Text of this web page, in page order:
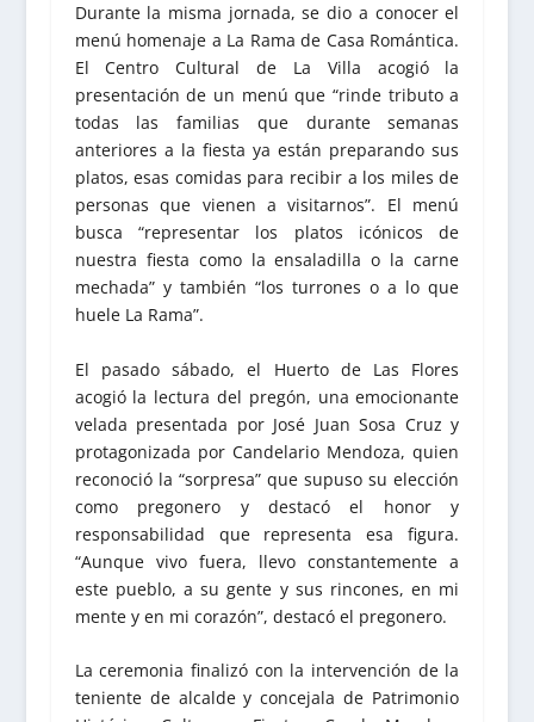
Durante la misma jornada, se dio a conocer el
menú homenaje a La Rama de Casa Romántica.
El Centro Cultural de La Villa acogió la
presentación de un menú que “rinde tributo a
todas las familias que durante semanas
anteriores a la fiesta ya están preparando sus
platos, esas comidas para recibir a los miles de
personas que vienen a visitarnos”. El menú
busca “representar los platos icónicos de
nuestra fiesta como la ensaladilla o la carne
mechada” y también “los turrones o a lo que
huele La Rama”.
El pasado sábado, el Huerto de Las Flores
acogió la lectura del pregón, una emocionante
velada presentada por José Juan Sosa Cruz y
protagonizada por Candelario Mendoza, quien
reconoció la “sorpresa” que supuso su elección
como pregonero y destacó el honor y
responsabilidad que representa esa figura.
“Aunque vivo fuera, llevo constantemente a
este pueblo, a su gente y sus rincones, en mi
mente y en mi corazón”, destacó el pregonero.
La ceremonia finalizó con la intervención de la
teniente de alcalde y concejala de Patrimonio